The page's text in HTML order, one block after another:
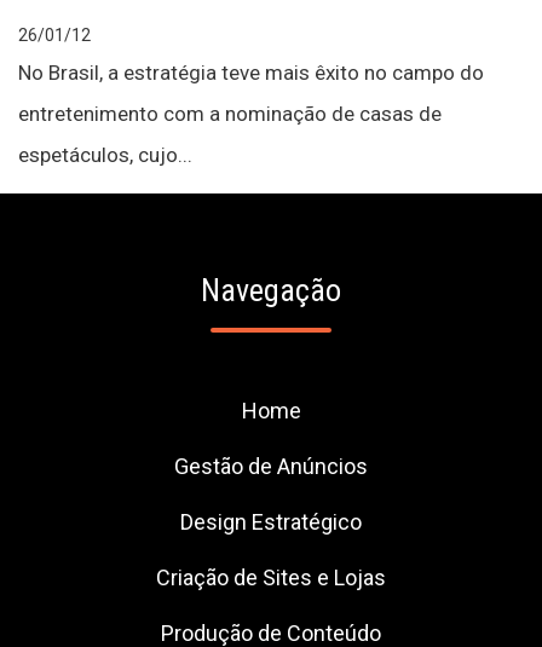
26/01/12
No Brasil, a estratégia teve mais êxito no campo do
entretenimento com a nominação de casas de
espetáculos, cujo...
Navegação
Home
Gestão de Anúncios
Design Estratégico
Criação de Sites e Lojas
Produção de Conteúdo